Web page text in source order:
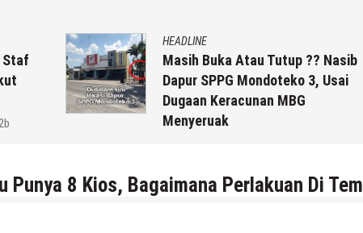
Staf
HEADLINE
Masih Buka Atau Tutup ?? Nasib
Dapur SPPG Mondoteko 3, Usai
Dugaan Keracunan MBG
Menyeruak
Punya 8 Kios, Bagaimana Perlakuan Di